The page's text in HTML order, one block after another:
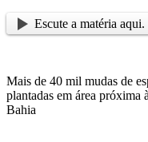
Escute a matéria aqui.
Mais de 40 mil mudas de
plantadas em área próxima
Bahia